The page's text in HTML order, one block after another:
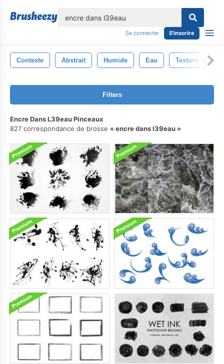
Se connecter S'inscrire
Contexte Abstrait Humide Eau Texture
Filters
Encre Dans L39eau Pinceaux
827 correspondance de brosse
encre dans l39eau